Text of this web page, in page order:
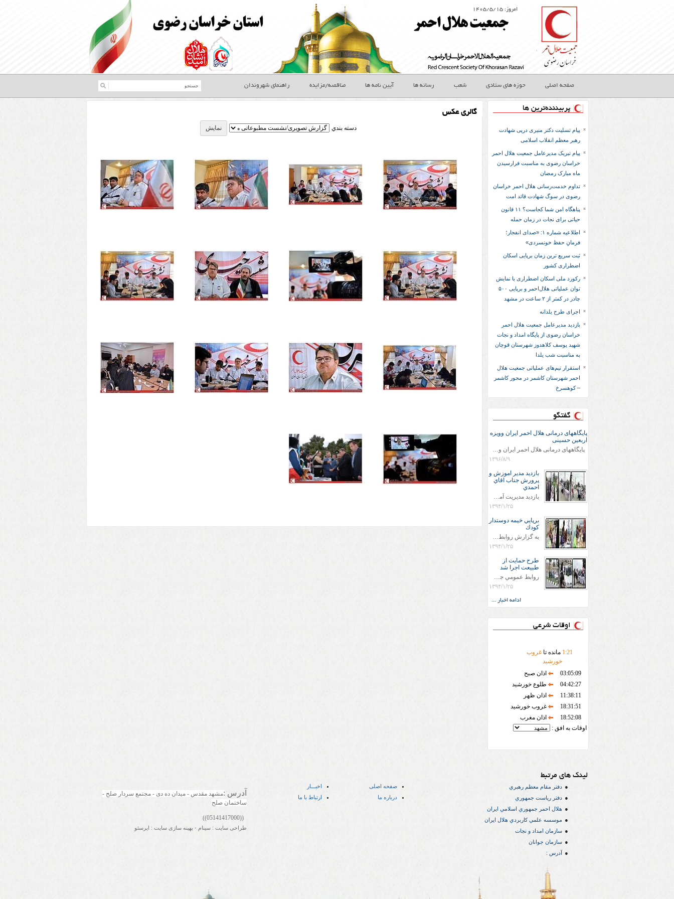
امروز: ۱۴۰۵/۵/۱۵
صفحه اصلی حوزه های ستادی شعب رسانه ها آیین نامه ها مناقصه/مزایده راهنمای شهروندان
پربیننده‌ترین ها
پیام تسلیت دکتر منیری درپی شهادت
رهبر معظم انقلاب اسلامی
پیام تبریک مدیرعامل جمعیت هلال احمر
خراسان رضوی به مناسبت فرارسیدن
ماه مبارک رمضان
تداوم خدمت‌رسانی هلال احمر خراسان
رضوی در سوگ شهادت قائد امت
پناهگاه امن شما کجاست؟ ۱۱ قانون
حیاتی برای نجات در زمان حمله
اطلاعیه شماره ۱: «صدای انفجار؛
فرمانِ حفظ خونسردی»
ثبت سریع‌ ترین زمان برپایی اسکان
اضطراری کشور
رکورد ملی اسکان اضطراری با نمایش
توان عملیاتی هلال‌احمر و برپایی ۵۰۰
چادر در کمتر از ۲ ساعت در مشهد
اجرای طرح یلدانه
بازدید مدیرعامل جمعیت هلال احمر
خراسان رضوی از پایگاه امداد و نجات
شهید یوسف کلاهدوز شهرستان قوچان
به مناسبت شب یلدا
استقرار تیم‌های عملیاتی جمعیت هلال
احمر شهرستان کاشمر در محور کاشمر
– کوهسرخ
گفتگو
پایگاههای درمانی هلال احمر ایران وویزه
اربعین حسینی
پایگاههای درمانی هلال احمر ایران وویزه اربعین حسینی
۱۳۹۶/۸/۹
بازديد مدير اموزش و
پرورش جناب اقاي
احمدي
بازديد مديريت آموزش و پروش جناب اقاي احمدي به همراه اعضاي ستاد اسكان آموزش و پروش شهرستان سرخس در ساعت 11:30 در مورخه 11/1/1394 صورت گرفت و مسئولین با حضور در پست مسافرين نوروزی كه جمعیت هلال احمر شهرستان از نزدیک در جریان روند اجرای طرح های قرار گرفتند .
۱۳۹۴/۱/۲۵
برپايي خيمه دوستدار
كودك
به گزارش روابط عمومي جمعيت هلال احمر شهرستان سرخس علاوه بر اجرای خدمات امدادی، راهنمایی های گردشگری و موقعیت های جغرافیایی و برپایی چادرهای سلامت به منظور سنجش رایگان فشار و قندخون مسافران، ، خيمه هايي.با عنوان دوستدار کودک تجهیزشده که دراین فضا کودکان مراجعه کننده از طریق نقاشی و سایر هنرهای تجسمی با مفاهیم جمعیت هلال احمر و اصول هفتگانه آن آشنا می شوند. به دليل حضور چشم گير كودكان و خانواده ها سعی شده در قالب های متناسب با سنین کودکان مراجعه کنند
۱۳۹۴/۱/۲۵
طرح حمايت از
طبيعت اجرا شد
روابط عمومي جمعيت هلال احمر سرخس جمعيت هلال احمر سرخس در روز طبيعت جوانان جمعيت هلال احمر سرخس در راستاي حفاظت و حمايت از محيط زيست با انگيزه داشتن طبيعت زيبا و بدون زباله و جهت فرهنگ سازي طرح حمايت از طبيعت را اجرا نمودند. اين طرح با رويكرد حمايتي و اموزشي در خصوص اشتي باطبيعت اجرا شد و در اين طرح 700 عدد كيسه زباله وبروشور در خروجي هاي شهر بين همشهريان و مسافرين نوروزي توزيع گرديد و در راه بازگشت كيسه هاي زباله توسط همشهريان به مامورين محترم شهرداري مستقر در ورودي شهر
۱۳۹۴/۱/۲۵
ادامه اخبار ...
اوقات شرعی
1:21 مانده تاغروب
خورشید
03:05:09
اذان صبح
04:42:27
طلوع خورشید
11:38:11
اذان ظهر
18:31:51
غروب خورشید
18:52:08
اذان مغرب
اوقات به افق :
گالری عکس
دسته بندي
لینک های مرتبط
دفتر مقام معظم رهبري
دفتر رياست جمهوري
هلال احمر جمهوري اسلامي ايران
موسسه علمي كاربردي هلال ایران
سازمان امداد و نجات
سازمان جوانان
آدرس :
صفحه اصلی
اخبـــار
درباره ما
ارتباط با ما آدرس :
ساختمان صلح
((05141417000))
طراحی سایت : سینام - بهینه سازی سایت : ایرسئو